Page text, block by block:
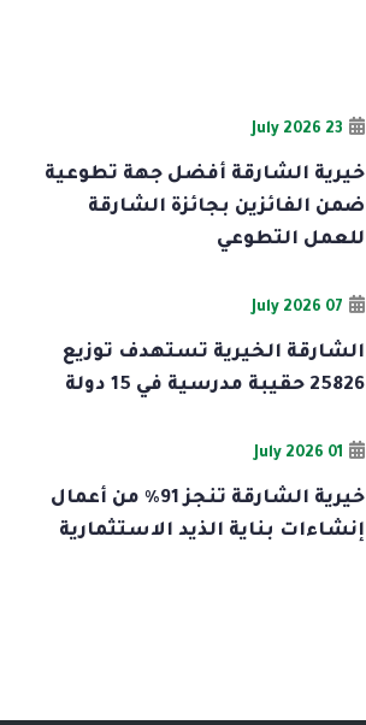
23 July 2026
خيرية الشارقة أفضل جهة تطوعية
ضمن الفائزين بجائزة الشارقة
للعمل التطوعي
07 July 2026
الشارقة الخيرية تستهدف توزيع
25826 حقيبة مدرسية في 15 دولة
01 July 2026
خيرية الشارقة تنجز 91% من أعمال
إنشاءات بناية الذيد الاستثمارية